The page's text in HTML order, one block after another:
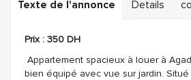
Texte de l'annonce Details
Prix : 350 DH
Appartement spacieux à louer à
bien équipé avec vue sur jardin.